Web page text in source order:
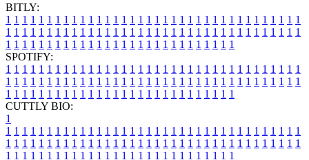
BITLY:
1 1 1 1 1 1 1 1 1 1 1 1 1 1 1 1 1 1 1 1 1 1 1 1 1 1 1 1 1 1 1 1 1 1 1 1
1 1 1 1 1 1 1 1 1 1 1 1 1 1 1 1 1 1 1 1 1 1 1 1 1 1 1 1 1 1 1 1 1 1 1 1
1 1 1 1 1 1 1 1 1 1 1 1 1 1 1 1 1 1 1 1 1 1 1 1 1 1 1 1
SPOTIFY:
1 1 1 1 1 1 1 1 1 1 1 1 1 1 1 1 1 1 1 1 1 1 1 1 1 1 1 1 1 1 1 1 1 1 1 1
1 1 1 1 1 1 1 1 1 1 1 1 1 1 1 1 1 1 1 1 1 1 1 1 1 1 1 1 1 1 1 1 1 1 1 1
1 1 1 1 1 1 1 1 1 1 1 1 1 1 1 1 1 1 1 1 1 1 1 1 1 1 1 1
CUTTLY BIO:
1
1 1 1 1 1 1 1 1 1 1 1 1 1 1 1 1 1 1 1 1 1 1 1 1 1 1 1 1 1 1 1 1 1 1 1 1
1 1 1 1 1 1 1 1 1 1 1 1 1 1 1 1 1 1 1 1 1 1 1 1 1 1 1 1 1 1 1 1 1 1 1 1
1 1 1 1 1 1 1 1 1 1 1 1 1 1 1 1 1 1 1 1 1 1 1 1 1 1 1 1